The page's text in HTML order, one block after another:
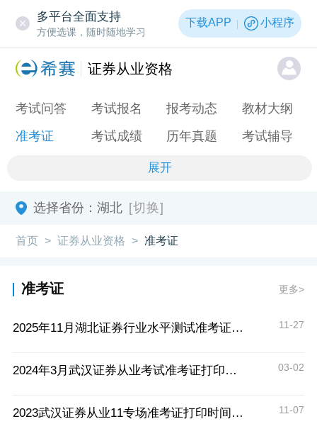
多平台全面支持
方便选课，随时随地学习
下载APP 小程序
证券从业资格
考试问答 考试报名 报考动态
教材大纲
准考证
考试成绩 历年真题 考试辅导
展开
选择省份： 湖北 [切换]
首页 > 证券从业资格 > 准考证
准考证 更多>
2025年11月湖北证券行业水平测试准考证打印入口11月26日开通 11-27
2024年3月武汉证券从业考试准考证打印时间 03-02
2023武汉证券从业11专场准考证打印时间：11月22日15:00 11-07